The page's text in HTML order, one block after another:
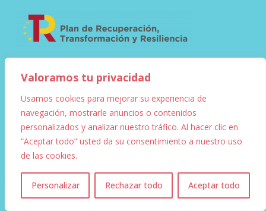
Valoramos tu privacidad
Usamos cookies para mejorar su experiencia de
navegación, mostrarle anuncios o contenidos
personalizados y analizar nuestro tráfico. Al hacer clic en
“Aceptar todo” usted da su consentimiento a nuestro uso
de las cookies.
Personalizar Rechazar todo Aceptar todo
CONTACTO
Silvia Sanz
C/ Diego de Leon, 27
28006 Madrid, España
info@silviasanzpsicologa.com
Tel. +34 644 794 349
Whatsapp +34 644 794 349